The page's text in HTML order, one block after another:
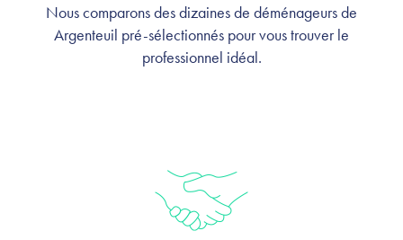
Nous comparons des dizaines de déménageurs de
Argenteuil pré-sélectionnés pour vous trouver le
professionnel idéal.